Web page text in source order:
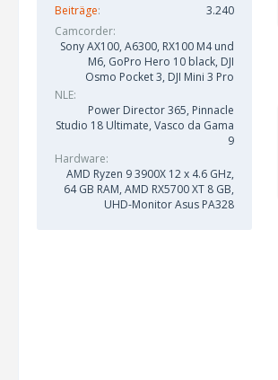
Beiträge
3.240
Camcorder
Sony AX100, A6300, RX100 M4 und
M6, GoPro Hero 10 black, DJI
Osmo Pocket 3, DJI Mini 3 Pro
NLE
Power Director 365, Pinnacle
Studio 18 Ultimate, Vasco da Gama
9
Hardware
AMD Ryzen 9 3900X 12 x 4.6 GHz,
64 GB RAM, AMD RX5700 XT 8 GB,
UHD-Monitor Asus PA328